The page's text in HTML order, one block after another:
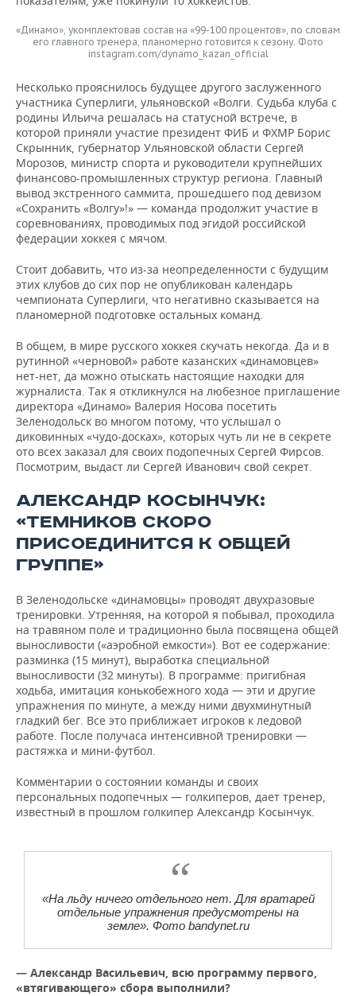
«Динамо», укомплектовав состав на «99-100 процентов», по словам
его главного тренера, планомерно готовится к сезону. Фото
instagram.com/dynamo_kazan_official
Несколько прояснилось будущее другого заслуженного
участника Суперлиги, ульяновской «Волги. Судьба клуба с
родины Ильича решалась на статусной встрече, в
которой приняли участие президент ФИБ и ФХМР Борис
Скрынник, губернатор Ульяновской области Сергей
Морозов, министр спорта и руководители крупнейших
финансово-промышленных структур региона. Главный
вывод экстренного саммита, прошедшего под девизом
«Сохранить «Волгу»!» — команда продолжит участие в
соревнованиях, проводимых под эгидой российской
федерации хоккея с мячом.
Стоит добавить, что из-за неопределенности с будущим
этих клубов до сих пор не опубликован календарь
чемпионата Суперлиги, что негативно сказывается на
планомерной подготовке остальных команд.
В общем, в мире русского хоккея скучать некогда. Да и в
рутинной «черновой» работе казанских «динамовцев»
нет-нет, да можно отыскать настоящие находки для
журналиста. Так я откликнулся на любезное приглашение
директора «Динамо» Валерия Носова посетить
Зеленодольск во многом потому, что услышал о
диковинных «чудо-досках», которых чуть ли не в секрете
ото всех заказал для своих подопечных Сергей Фирсов.
Посмотрим, выдаст ли Сергей Иванович свой секрет.
АЛЕКСАНДР КОСЫНЧУК:
«ТЕМНИКОВ СКОРО
ПРИСОЕДИНИТСЯ К ОБЩЕЙ
ГРУППЕ»
В Зеленодольске «динамовцы» проводят двухразовые
тренировки. Утренняя, на которой я побывал, проходила
на травяном поле и традиционно была посвящена общей
выносливости («аэробной емкости»). Вот ее содержание:
разминка (15 минут), выработка специальной
выносливости (32 минуты). В программе: пригибная
ходьба, имитация конькобежного хода — эти и другие
упражнения по минуте, а между ними двухминутный
гладкий бег. Все это приближает игроков к ледовой
работе. После получаса интенсивной тренировки —
растяжка и мини-футбол.
Комментарии о состоянии команды и своих
персональных подопечных — голкиперов, дает тренер,
известный в прошлом голкипер Александр Косынчук.
«На льду ничего отдельного нет. Для вратарей
отдельные упражнения предусмотрены на
земле». Фото bandynet.ru
— Александр Васильевич, всю программу первого,
«втягивающего» сбора выполнили?